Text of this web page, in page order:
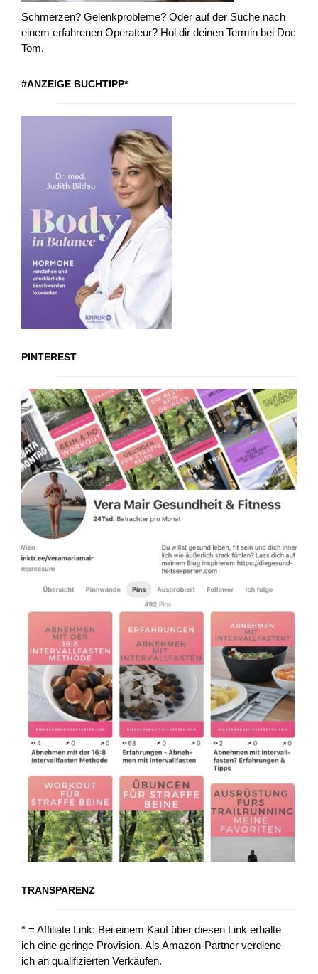
Schmerzen? Gelenkprobleme? Oder auf der Suche nach
einem erfahrenen Operateur? Hol dir deinen Termin bei Doc
Tom.
#ANZEIGE BUCHTIPP*
PINTEREST
TRANSPARENZ
* = Affiliate Link: Bei einem Kauf über diesen Link erhalte
ich eine geringe Provision. Als Amazon-Partner verdiene
ich an qualifizierten Verkäufen.